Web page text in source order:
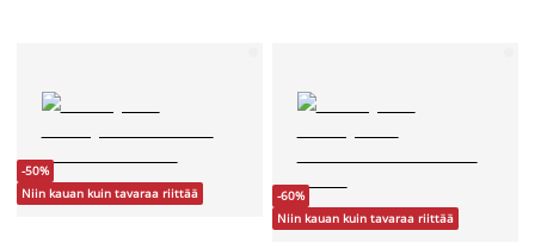
-50%
Niin kauan kuin tavaraa riittää
-60%
Niin kauan kuin tavaraa riittää